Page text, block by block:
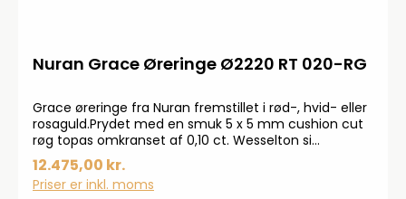
Nuran Grace Øreringe Ø2220 RT 020-RG
Grace øreringe fra Nuran fremstillet i rød-, hvid- eller
rosaguld.Prydet med en smuk 5 x 5 mm cushion cut
røg topas omkranset af 0,10 ct. Wesselton si
brillanter. Smykkerne produceres på bestilling, forvent
derfor en leveringstid på op til 14 dageHar du
specielle ønsker, kontakt da gerne kundeservice på
12.475,00 kr.
Priser er inkl. moms